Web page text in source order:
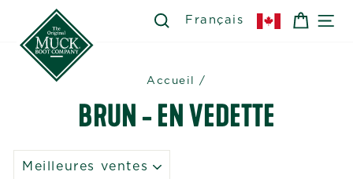
contenu
SEARCH
RECHERCHER
Français
Accueil /
BRUN - EN VEDETTE